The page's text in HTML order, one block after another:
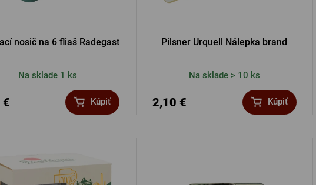
nosič na 6 fliaš Radegast
Na sklade 1 ks
€ Kúpiť
Pilsner Urquell Nálepka brand
Na sklade > 10 ks
2,10 € Kúpiť